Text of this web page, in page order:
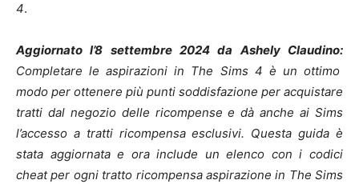
4.
Aggiornato l’8 settembre 2024 da Ashely Claudino:
Completare le aspirazioni in The Sims 4 è un ottimo
modo per ottenere più punti soddisfazione per acquistare
tratti dal negozio delle ricompense e dà anche ai Sims
l’accesso a tratti ricompensa esclusivi. Questa guida è
stata aggiornata e ora include un elenco con i codici
cheat per ogni tratto ricompensa aspirazione in The Sims